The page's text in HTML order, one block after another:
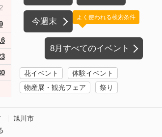
今週末
8月すべてのイベント
よく使われる検索条件
花イベント
体験イベント
物産展・観光フェア
祭り
旭川市